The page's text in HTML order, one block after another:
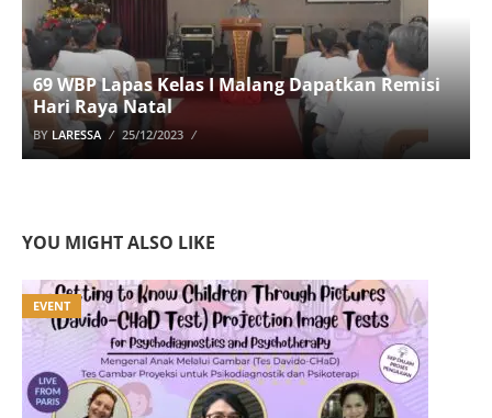
69 WBP Lapas Kelas I Malang Dapatkan Remisi
Hari Raya Natal
BY LARESSA 25/12/2023
YOU MIGHT ALSO LIKE
EVENT